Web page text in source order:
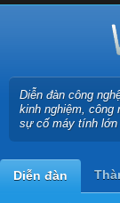
Diễn đàn công
kinh nghiệm, công
sự cố máy tính lớn
Diễn đàn